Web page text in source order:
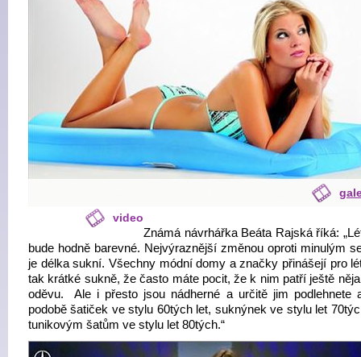
video
Známá návrhářka Beáta Rajská říká:
bude hodně barevné. Nejvýraznější změnou oproti minulým
je délka sukní. Všechny módní domy a značky přinášejí pro
tak krátké sukně, že často máte pocit, že k nim patří ještě
oděvu. Ale i přesto jsou nádherné a určitě jim podlehnete
podobě šatiček ve stylu 60tých let, suknýnek ve stylu let
tunikovým šatům ve stylu let 80tých.“